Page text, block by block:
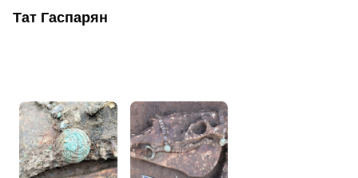
Тат Гаспарян